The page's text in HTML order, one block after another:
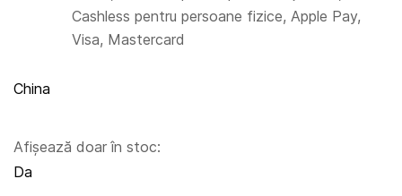
China
Afișează doar în stoc:
Da
Cashless pentru persoane fizice, Apple Pay,
Visa, Mastercard